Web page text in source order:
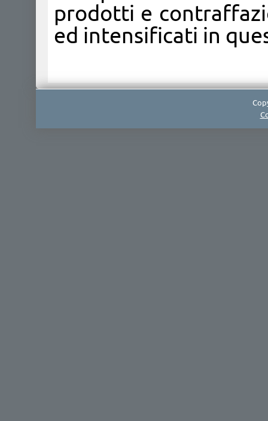
prodotti e
ed intensificati in